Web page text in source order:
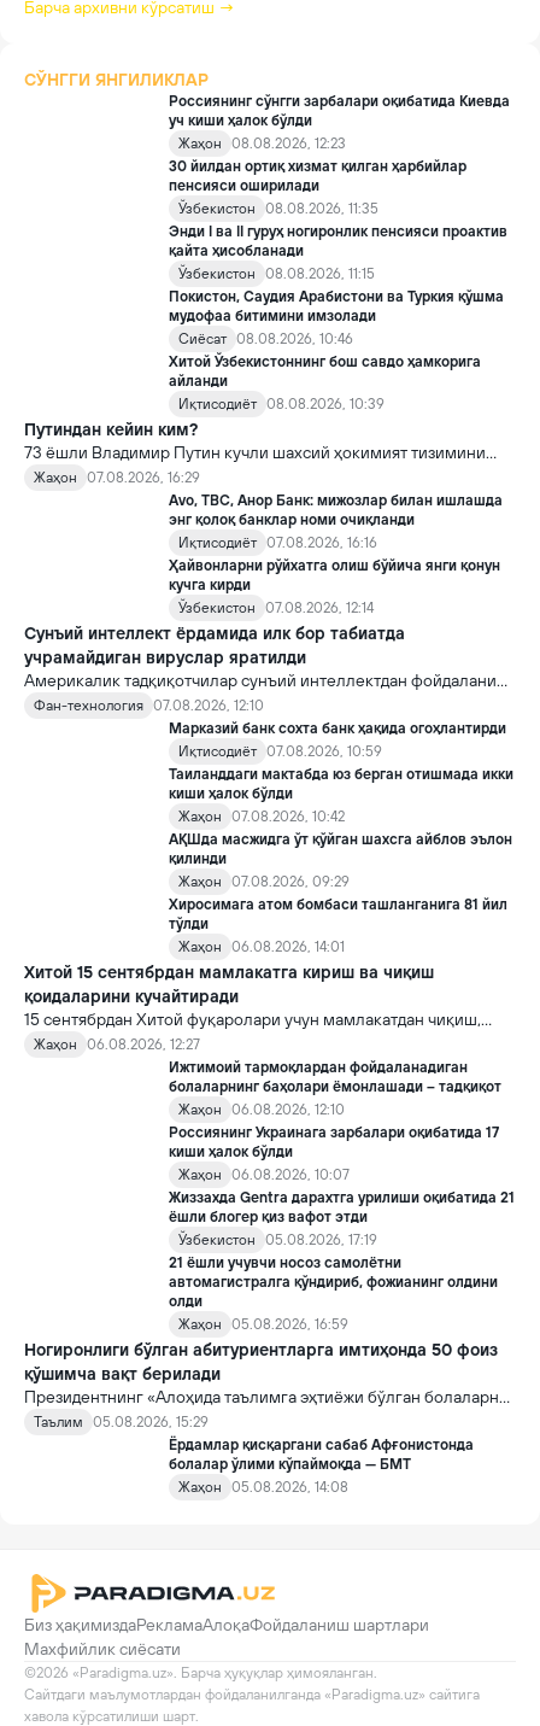
Барча архивни кўрсатиш →
СЎНГГИ ЯНГИЛИКЛАР
Россиянинг сўнгги зарбалари оқибатида Киевда
уч киши ҳалок бўлди
Жаҳон
08.08.2026, 12:23
30 йилдан ортиқ хизмат қилган ҳарбийлар
пенсияси оширилади
Ўзбекистон
08.08.2026, 11:35
Энди I ва II гуруҳ ногиронлик пенсияси проактив
қайта ҳисобланади
Ўзбекистон
08.08.2026, 11:15
Покистон, Саудия Арабистони ва Туркия қўшма
мудофаа битимини имзолади
Сиёсат 08.08.2026, 10:46
Хитой Ўзбекистоннинг бош савдо ҳамкорига
айланди
Иқтисодиёт 08.08.2026, 10:39
Путиндан кейин ким?
73 ёшли Владимир Путин кучли шахсий ҳокимият тизимини
яратди, аммо ундан кейин ким келиши ва ҳокимиятни
топшириш механизми ҳали ноаниқ. Таҳлилчилар фикрича, бу
Кремлда ворислик жангига олиб келиши мумкин.
Жаҳон
07.08.2026, 16:29
Avo, TBC, Анор Банк: мижозлар билан ишлашда
энг қолоқ банклар номи очиқланди
Иқтисодиёт 07.08.2026, 16:16
Ҳайвонларни рўйхатга олиш бўйича янги қонун
кучга кирди
Ўзбекистон
07.08.2026, 12:14
Сунъий интеллект ёрдамида илк бор табиатда
учрамайдиган вируслар яратилди
Америкалик тадқиқотчилар сунъий интеллектдан фойдаланиб
16 та вирус яратди. Бу кашфиёт янги ютуқларга умид уйғотиш
билан бирга, ундан нотўғри мақсадда фойдаланиш борасидаги
хавотирларни ҳам кучайтирмоқда.
Фан-технология 07.08.2026, 12:10
Марказий банк сохта банк ҳақида огоҳлантирди
Иқтисодиёт 07.08.2026, 10:59
Таиланддаги мактабда юз берган отишмада икки
киши ҳалок бўлди
Жаҳон
07.08.2026, 10:42
АҚШда масжидга ўт қўйган шахсга айблов эълон
қилинди
Жаҳон
07.08.2026, 09:29
Хиросимага атом бомбаси ташланганига 81 йил
тўлди
Жаҳон
06.08.2026, 14:01
Хитой 15 сентябрдан мамлакатга кириш ва чиқиш
қоидаларини кучайтиради
15 сентябрдан Хитой фуқаролари учун мамлакатдан чиқиш,
хорижликлар учун эса Хитойга кириш тартиби бўйича янги
қоидалар кучга киради.
Жаҳон
06.08.2026, 12:27
Ижтимоий тармоқлардан фойдаланадиган
болаларнинг баҳолари ёмонлашади – тадқиқот
Жаҳон
06.08.2026, 12:10
Россиянинг Украинага зарбалари оқибатида 17
киши ҳалок бўлди
Жаҳон
06.08.2026, 10:07
Жиззахда Gentra дарахтга урилиши оқибатида 21
ёшли блогер қиз вафот этди
Ўзбекистон
05.08.2026, 17:19
21 ёшли учувчи носоз самолётни
автомагистралга қўндириб, фожианинг олдини
олди
Жаҳон
05.08.2026, 16:59
Ногиронлиги бўлган абитуриентларга имтиҳонда 50 фоиз
қўшимча вақт берилади
Президентнинг «Алоҳида таълимга эҳтиёжи бўлган болаларни
таълим ва ижтимоий хизматлар билан қамраб олиш тизимини
такомиллаштириш бўйича қўшимча чора-тадбирлар
тўғрисида»ги қарори билан инклюзив таълим соҳасида қатор
янги механизмлар жорий этилади.
Таълим
05.08.2026, 15:29
Ёрдамлар қисқаргани сабаб Афғонистонда
болалар ўлими кўпаймоқда — БМТ
Жаҳон
05.08.2026, 14:08
Биз ҳақимиздаРекламаАлоқаФойдаланиш шартлари
Махфийлик сиёсати
©2026 «Paradigma.uz». Барча ҳуқуқлар ҳимояланган.
Сайтдаги маълумотлардан фойдаланилганда «Paradigma.uz» сайтига
хавола кўрсатилиши шарт.